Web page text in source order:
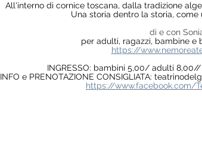
All'interno di cornice toscana, dalla tradizione
Una storia dentro la storia,
di e con
per adulti, ragazzi, bambine e
https://
INGRESSO: bambini 5,00/ adulti
INFO e PRENOTAZIONE CONSIGLIATA:
https://www.facebook.com/